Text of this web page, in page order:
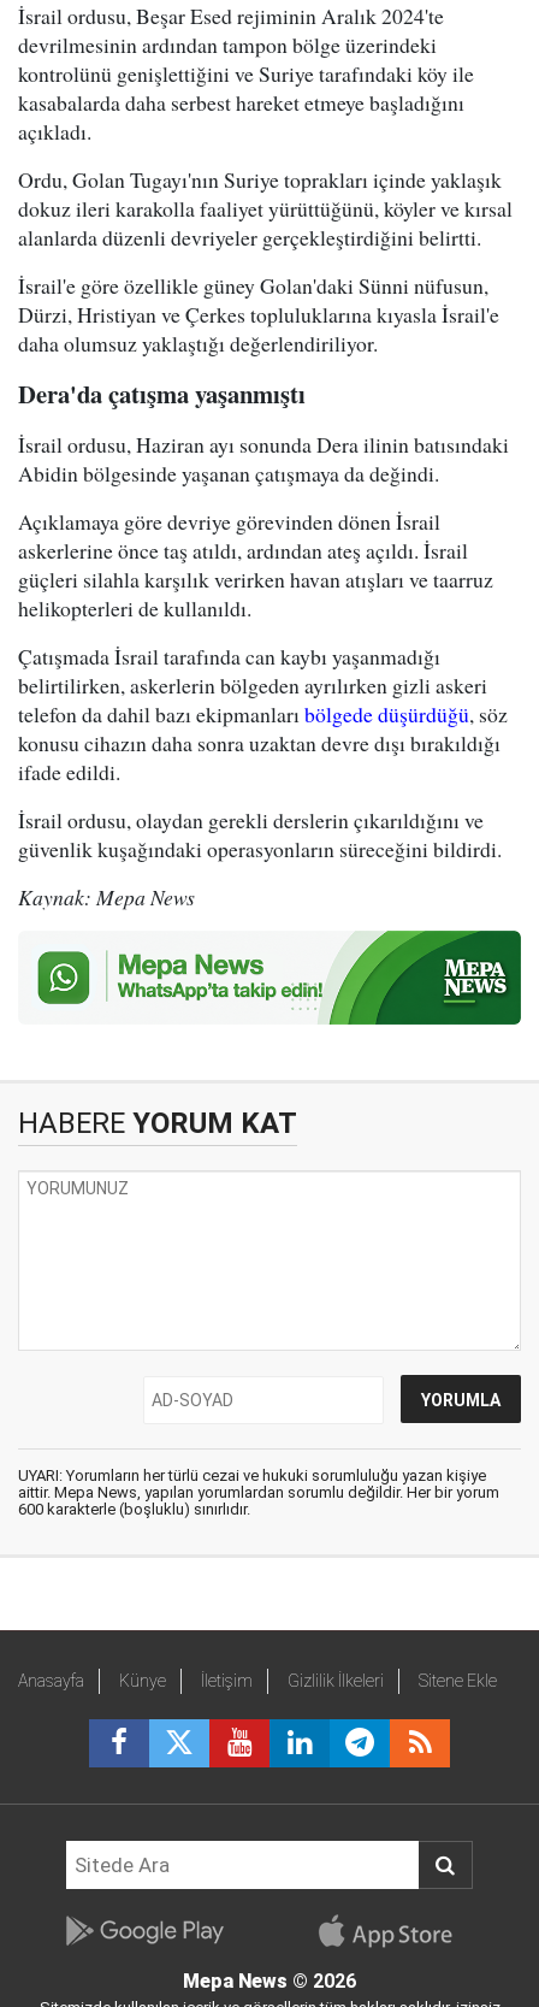
İsrail ordusu, Beşar Esed rejiminin Aralık 2024'te
devrilmesinin ardından tampon bölge üzerindeki
kontrolünü genişlettiğini ve Suriye tarafındaki köy ile
kasabalarda daha serbest hareket etmeye başladığını
açıkladı.
Ordu, Golan Tugayı'nın Suriye toprakları içinde yaklaşık
dokuz ileri karakolla faaliyet yürüttüğünü, köyler ve kırsal
alanlarda düzenli devriyeler gerçekleştirdiğini belirtti.
İsrail'e göre özellikle güney Golan'daki Sünni nüfusun,
Dürzi, Hristiyan ve Çerkes topluluklarına kıyasla İsrail'e
daha olumsuz yaklaştığı değerlendiriliyor.
Dera'da çatışma yaşanmıştı
İsrail ordusu, Haziran ayı sonunda Dera ilinin batısındaki
Abidin bölgesinde yaşanan çatışmaya da değindi.
Açıklamaya göre devriye görevinden dönen İsrail
askerlerine önce taş atıldı, ardından ateş açıldı. İsrail
güçleri silahla karşılık verirken havan atışları ve taarruz
helikopterleri de kullanıldı.
Çatışmada İsrail tarafında can kaybı yaşanmadığı
belirtilirken, askerlerin bölgeden ayrılırken gizli askeri
telefon da dahil bazı ekipmanlarıbölgede düşürdüğü, söz
konusu cihazın daha sonra uzaktan devre dışı bırakıldığı
ifade edildi.
İsrail ordusu, olaydan gerekli derslerin çıkarıldığını ve
güvenlik kuşağındaki operasyonların süreceğini bildirdi.
Kaynak: Mepa News
HABERE YORUM KAT
UYARI: Yorumların her türlü cezai ve hukuki sorumluluğu yazan kişiye
aittir. Mepa News, yapılan yorumlardan sorumlu değildir. Her bir yorum
600 karakterle (boşluklu) sınırlıdır.
Anasayfa Künye İletişim Gizlilik İlkeleri Sitene Ekle
Mepa News © 2026